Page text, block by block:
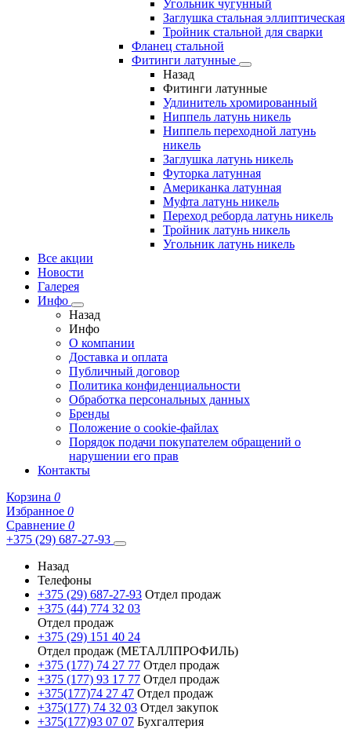
Угольник чугунный
Заглушка стальная эллиптическая
Тройник стальной для сварки
Фланец стальной
Фитинги латунные
Назад
Фитинги латунные
Удлинитель хромированный
Ниппель латунь никель
Ниппель переходной латунь
никель
Заглушка латунь никель
Футорка латунная
Американка латунная
Муфта латунь никель
Переход реборда латунь никель
Тройник латунь никель
Угольник латунь никель
Все акции
Новости
Галерея
Инфо
Назад
Инфо
О компании
Доставка и оплата
Публичный договор
Политика конфиденциальности
Обработка персональных данных
Бренды
Положение о cookie-файлах
Порядок подачи покупателем обращений о
нарушении его прав
Контакты
Корзина 0
Избранное 0
Сравнение 0
+375 (29) 687-27-93
Назад
Телефоны
+375 (29) 687-27-93 Отдел продаж
+375 (44) 774 32 03
Отдел продаж
+375 (29) 151 40 24
Отдел продаж (МЕТАЛЛПРОФИЛЬ)
+375 (177) 74 27 77 Отдел продаж
+375 (177) 93 17 77 Отдел продаж
+375(177)74 27 47 Отдел продаж
+375(177) 74 32 03 Отдел закупок
+375(177)93 07 07 Бухгалтерия